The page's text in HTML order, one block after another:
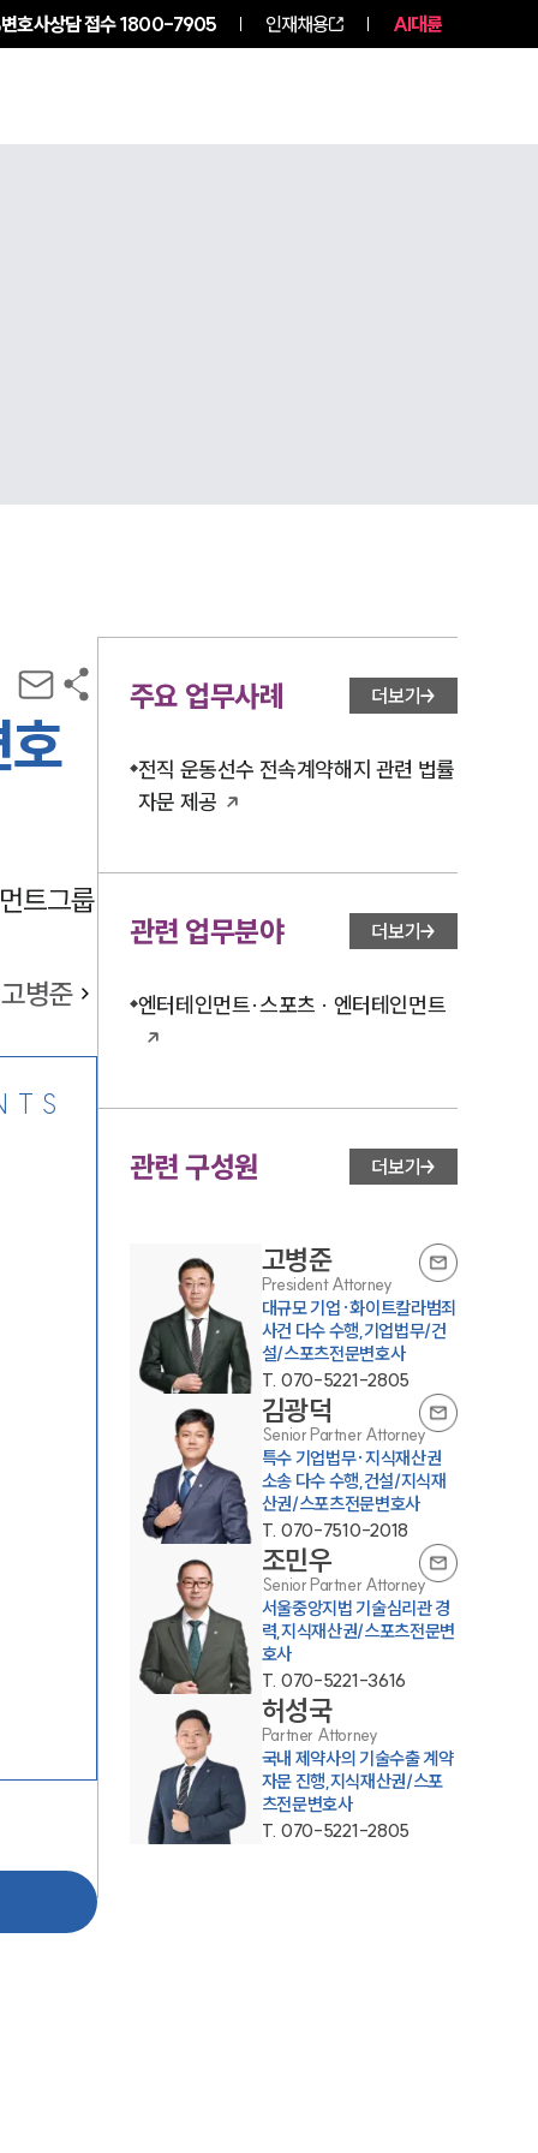
변호사상담 접수1800-7905 인재채용 AI대륜
그룹소개
트그룹
고병준
주요 업무사례 더보기
전직 운동선수 전속계약해지 관련 법률
자문 제공
관련 업무분야 더보기
엔터테인먼트·스포츠 · 엔터테인먼트
관련 구성원 더보기
고병준
President Attorney
대규모 기업·화이트칼라범죄
사건 다수 수행,기업법무/건
설/스포츠전문변호사
T. 070-5221-2805
김광덕
Senior Partner Attorney
특수 기업법무·지식재산권
소송 다수 수행,건설/지식재
산권/스포츠전문변호사
T. 070-7510-2018
조민우
Senior Partner Attorney
서울중앙지법 기술심리관 경
력,지식재산권/스포츠전문변
호사
T. 070-5221-3616
허성국
Partner Attorney
국내 제약사의 기술수출 계약
자문 진행,지식재산권/스포
츠전문변호사
T. 070-5221-2805